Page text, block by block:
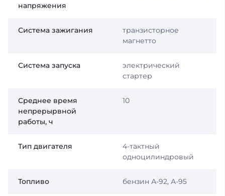
напряжения
Система зажигания
транзисторное
магнетто
Система запуска
электрический
стартер
Среднее время
непрерырвной
работы, ч
10
Тип двигателя
4-тактный
одноцилиндровый
Топливо бензин А-92, А-95